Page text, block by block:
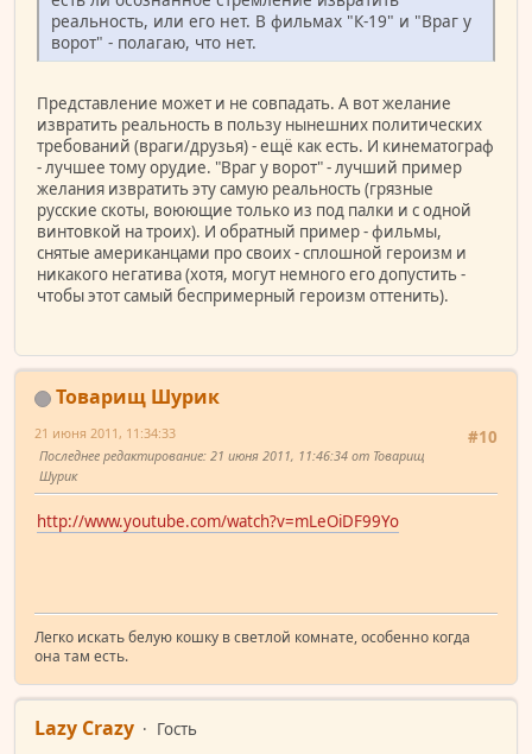
реальность, или его нет. В фильмах "К-19" и "Враг у
ворот" - полагаю, что нет.
Представление может и не совпадать. А вот желание
извратить реальность в пользу нынешних политических
требований (враги/друзья) - ещё как есть. И кинематограф
- лучшее тому орудие. "Враг у ворот" - лучший пример
желания извратить эту самую реальность (грязные
русские скоты, воюющие только из под палки и с одной
винтовкой на троих). И обратный пример - фильмы,
снятые американцами про своих - сплошной героизм и
никакого негатива (хотя, могут немного его допустить -
чтобы этот самый беспримерный героизм оттенить).
Товарищ Шурик
#10
21 июня 2011, 11:34:33
Последнее редактирование: 21 июня 2011, 11:46:34 от Товарищ
Шурик
http://www.youtube.com/watch?v=mLeOiDF99Yo
Легко искать белую кошку в светлой комнате, особенно когда
она там есть.
Lazy Crazy
Гость